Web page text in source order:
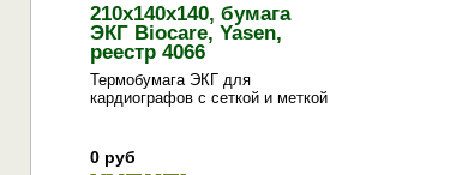
210х140х140, бумага
ЭКГ Biocare, Yasen,
реестр 4066
Термобумага ЭКГ для
кардиографов с сеткой и меткой
0 руб